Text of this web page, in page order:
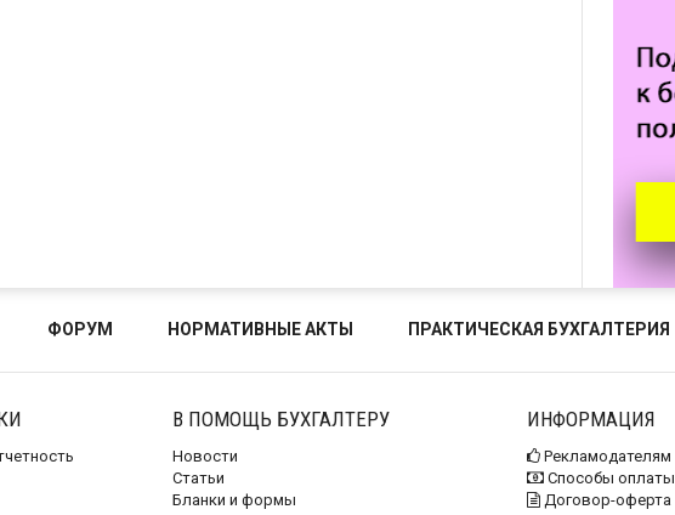
ФОРУМ НОРМАТИВНЫЕ АКТЫ ПРАКТИЧЕСКАЯ БУХГАЛТЕРИЯ
В ПОМОЩЬ БУХГАЛТЕРУ
Новости
Статьи
Бланки и формы
ИНФОРМАЦИЯ
Рекламодателям
Способы оплаты
Договор-оферта